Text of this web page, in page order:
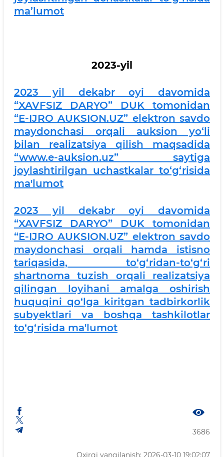
ma’lumot
2023-yil
2023 yil dekabr oyi davomida
“XAVFSIZ DARYO” DUK tomonidan
“E-IJRO AUKSION.UZ” elektron savdo
maydonchasi orqali auksion yo‘li
bilan realizatsiya qilish maqsadida
“www.e-auksion.uz” saytiga
joylashtirilgan uchastkalar to‘g‘risida
ma'lumot
2023 yil dekabr oyi davomida
“XAVFSIZ DARYO” DUK tomonidan
“E-IJRO AUKSION.UZ” elektron savdo
maydonchasi orqali hamda istisno
tariqasida, to‘g‘ridan-to‘g‘ri
shartnoma tuzish orqali realizatsiya
qilingan loyihani amalga oshirish
huquqini qo‘lga kiritgan tadbirkorlik
subyektlari va boshqa tashkilotlar
to‘g‘risida ma'lumot
3686
Oxirgi yangilanish: 2026-03-10 19:02:07